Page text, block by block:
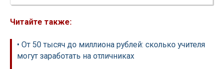
Читайте также:
• От 50 тысяч до миллиона рублей: сколько учителя
могут заработать на отличниках